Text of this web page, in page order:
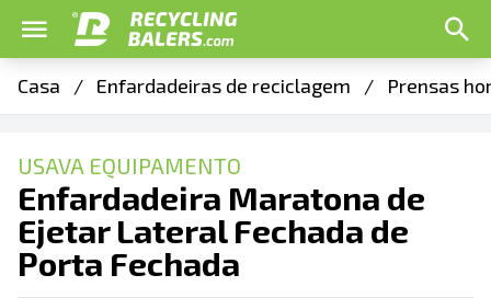
Casa / Enfardadeiras de reciclagem / Prensas
USAVA EQUIPAMENTO
Enfardadeira Maratona de
Ejetar Lateral Fechada de
Porta Fechada